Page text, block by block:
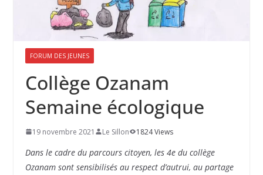
FORUM DES JEUNES
Collège Ozanam
Semaine écologique
19 novembre 2021 Le Sillon 1824 Views
Dans le cadre du parcours citoyen, les 4e du collège
Ozanam sont sensibilisés au respect d’autrui, au partage